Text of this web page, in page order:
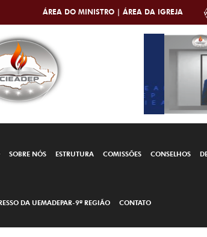
ÁREA DO MINISTRO | ÁREA DA IGREJA
SOBRE NÓS ESTRUTURA COMISSÕES CONSELHOS
DA UEMADEPAR-9ª REGIÃO CONTATO